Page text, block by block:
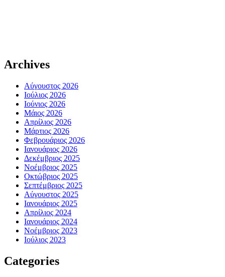
Archives
Αύγουστος 2026
Ιούλιος 2026
Ιούνιος 2026
Μάιος 2026
Απρίλιος 2026
Μάρτιος 2026
Φεβρουάριος 2026
Ιανουάριος 2026
Δεκέμβριος 2025
Νοέμβριος 2025
Οκτώβριος 2025
Σεπτέμβριος 2025
Αύγουστος 2025
Ιανουάριος 2025
Απρίλιος 2024
Ιανουάριος 2024
Νοέμβριος 2023
Ιούλιος 2023
Categories